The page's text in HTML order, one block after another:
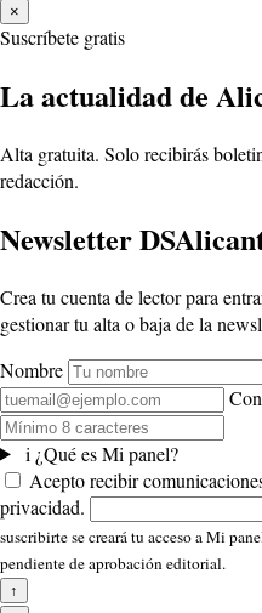
×
Suscríbete gratis
La actualidad de
Alta gratuita. Solo recibirás
redacción.
Newsletter
Crea tu cuenta de lector para
gestionar tu alta o baja de la
Nombre
i ¿Qué es Mi panel?
Acepto recibir
privacidad.
suscribirte se creará tu acceso a Mi
pendiente de aprobación editorial.
↑